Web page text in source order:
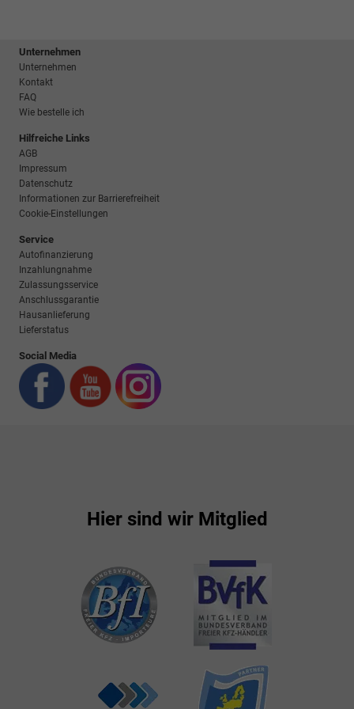
Unternehmen
Unternehmen
Kontakt
FAQ
Wie bestelle ich
Hilfreiche Links
AGB
Impressum
Datenschutz
Informationen zur Barrierefreiheit
Cookie-Einstellungen
Service
Autofinanzierung
Inzahlungnahme
Zulassungsservice
Anschlussgarantie
Hausanlieferung
Lieferstatus
Social Media
Hier sind wir Mitglied